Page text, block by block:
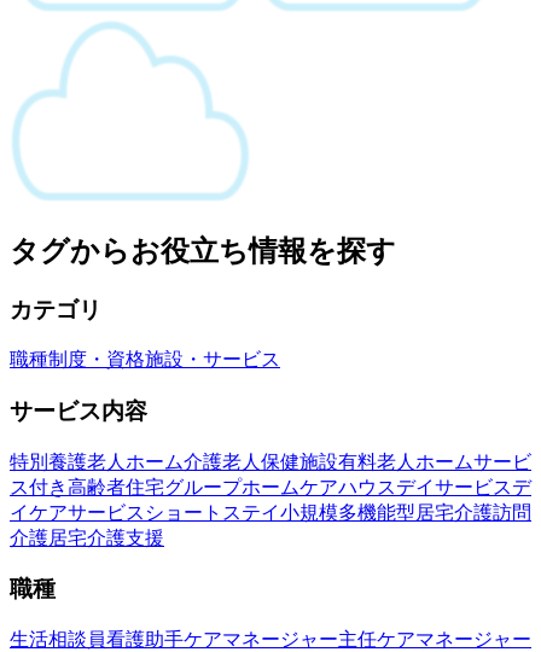
タグからお役立ち情報を探す
カテゴリ
職種制度・資格施設・サービス
サービス内容
特別養護老人ホーム介護老人保健施設有料老人ホームサービ
ス付き高齢者住宅グループホームケアハウスデイサービスデ
イケアサービス ショートステイ小規模多機能型居宅介護訪問
介護居宅介護支援
職種
生活相談員看護助手ケアマネージャー主任ケアマネージャー